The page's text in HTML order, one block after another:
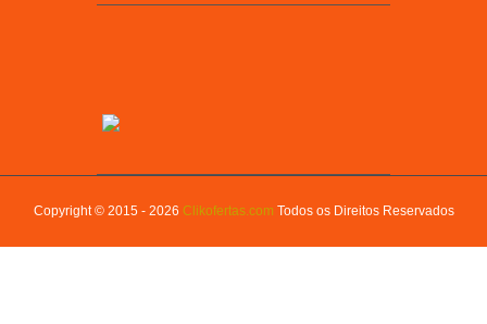
Copyright © 2015 - 2026 Clikofertas.com Todos os Direitos Reservados